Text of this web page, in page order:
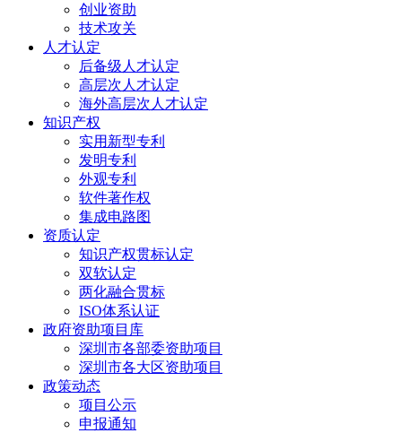
创业资助
技术攻关
人才认定
后备级人才认定
高层次人才认定
海外高层次人才认定
知识产权
实用新型专利
发明专利
外观专利
软件著作权
集成电路图
资质认定
知识产权贯标认定
双软认定
两化融合贯标
ISO体系认证
政府资助项目库
深圳市各部委资助项目
深圳市各大区资助项目
政策动态
项目公示
申报通知